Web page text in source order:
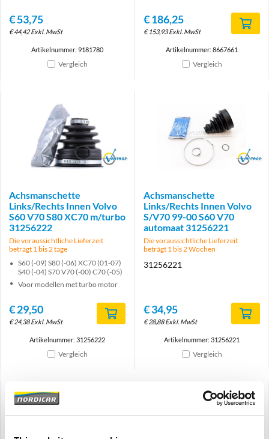
€53,75
€44,42 Exkl. MwSt
Artikelnummer: 9181780
Vergleich
€186,25
€153,93 Exkl. MwSt
Artikelnummer: 8667661
Vergleich
Brand
Achsmanschette
Links/Rechts Innen Volvo
S60 V70 S80 XC70 m/turbo
31256222
Die voraussichtliche Lieferzeit
beträgt 1 bis 2 tage
S60 (-09) S80 (-06) XC70 (01-07)
S40 (-04) S70 V70 (-00) C70 (-05)
Voor modellen met turbo motor
€29,50
€24,38 Exkl. MwSt
Artikelnummer: 31256222
Vergleich
Brand
Achsmanschette
Links/Rechts Innen Volvo
S/V70 99-00 S60 V70
automaat 31256221
Die voraussichtliche Lieferzeit
beträgt 1 bis 2 Wochen
31256221
€34,95
€28,88 Exkl. MwSt
Artikelnummer: 31256221
Vergleich